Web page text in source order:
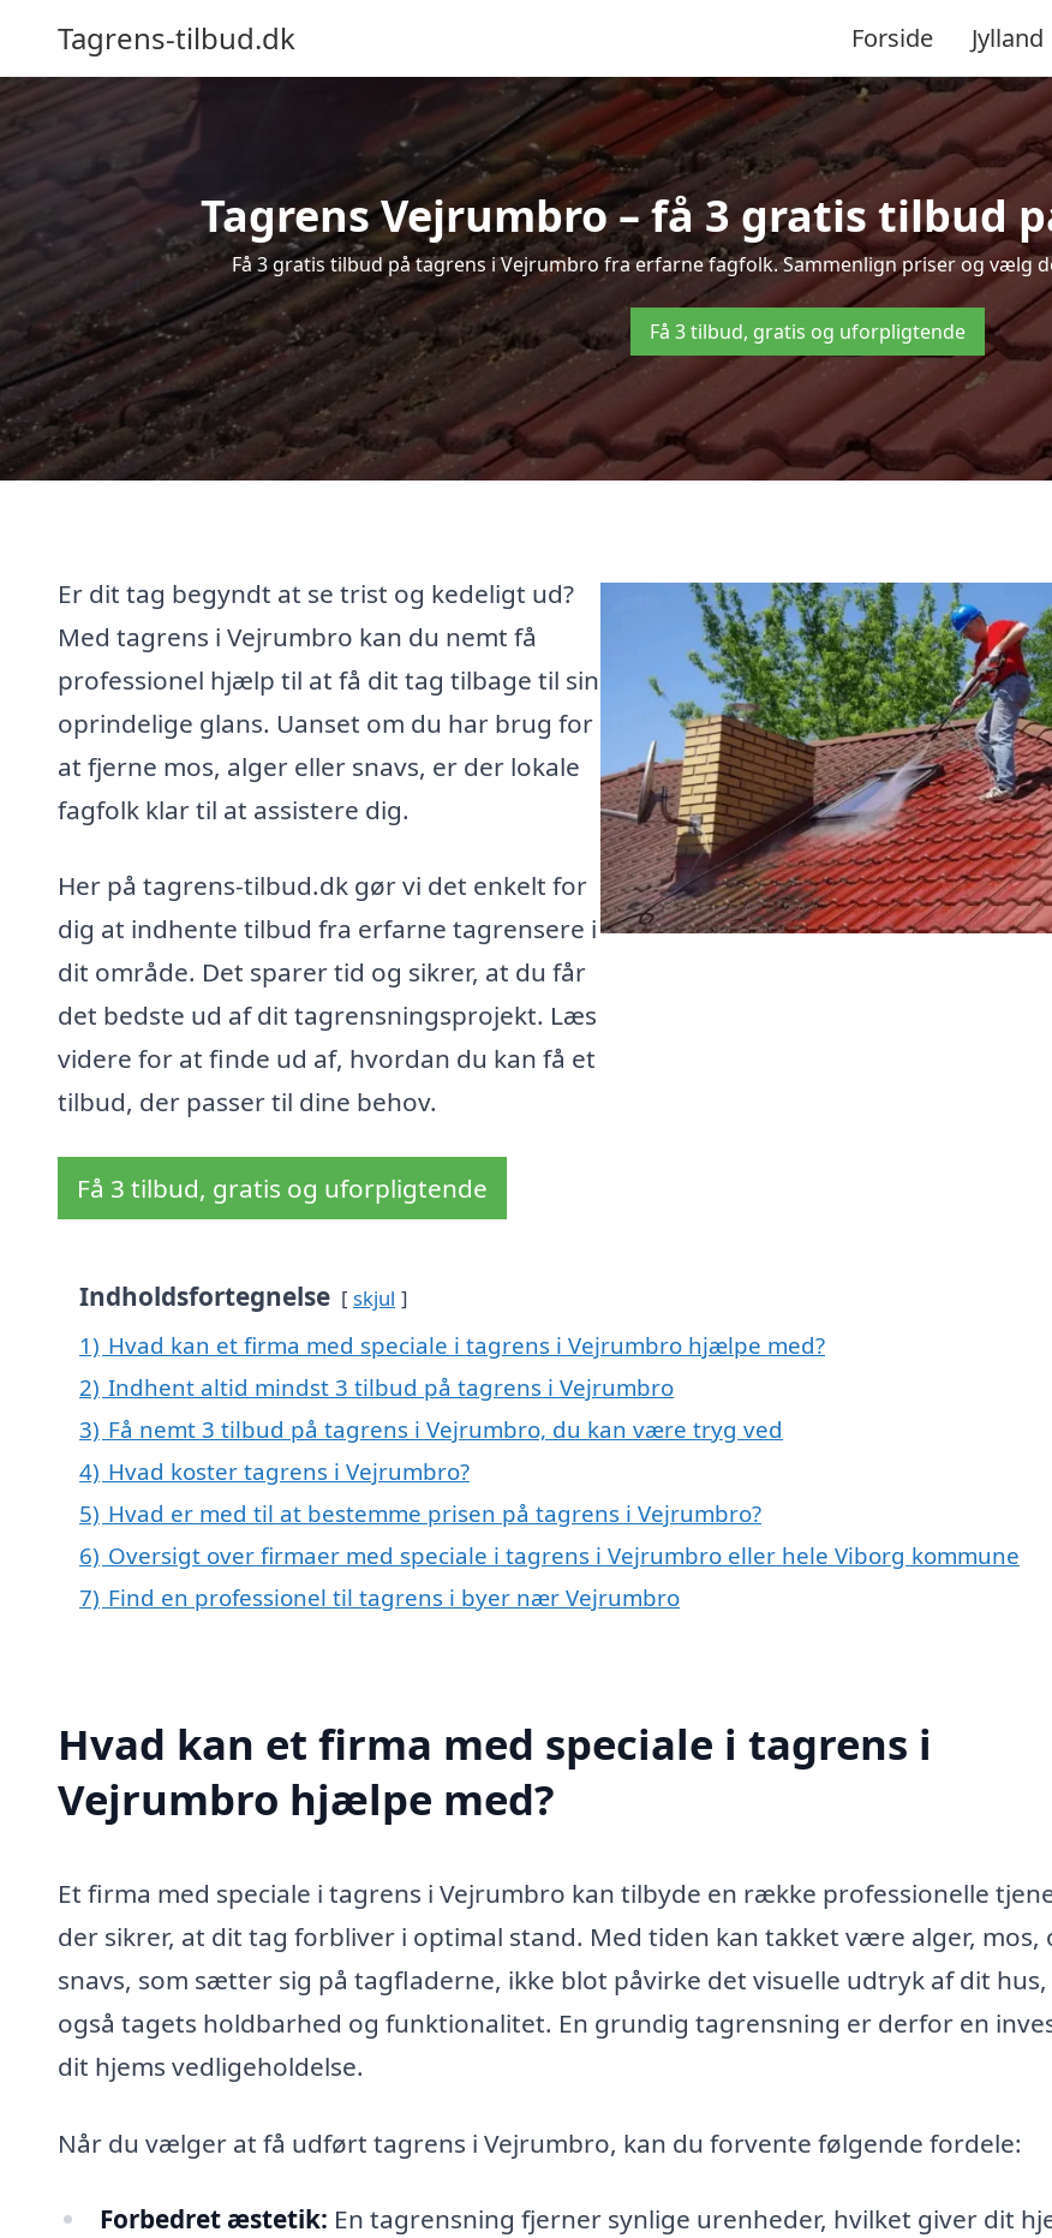
Tagrens-tilbud.dk Forside Jylland
Tagrens Vejrumbro – få 3 gratis tilbud
Få 3 gratis tilbud på tagrens i Vejrumbro fra erfarne fagfolk. Sammenlign priser og vælg
Få 3 tilbud, gratis og uforpligtende
Er dit tag begyndt at se trist og kedeligt ud?
Med tagrens i Vejrumbro kan du nemt få
professionel hjælp til at få dit tag tilbage til sin
oprindelige glans. Uanset om du har brug for
at fjerne mos, alger eller snavs, er der lokale
fagfolk klar til at assistere dig.
Her på tagrens-tilbud.dk gør vi det enkelt for
dig at indhente tilbud fra erfarne tagrensere i
dit område. Det sparer tid og sikrer, at du får
det bedste ud af dit tagrensningsprojekt. Læs
videre for at finde ud af, hvordan du kan få et
tilbud, der passer til dine behov.
Få 3 tilbud, gratis og uforpligtende
Indholdsfortegnelse skjul
1) Hvad kan et firma med speciale i tagrens i Vejrumbro hjælpe med?
2) Indhent altid mindst 3 tilbud på tagrens i Vejrumbro
3) Få nemt 3 tilbud på tagrens i Vejrumbro, du kan være tryg ved
4) Hvad koster tagrens i Vejrumbro?
5) Hvad er med til at bestemme prisen på tagrens i Vejrumbro?
6) Oversigt over firmaer med speciale i tagrens i Vejrumbro eller hele Viborg kommune
7) Find en professionel til tagrens i byer nær Vejrumbro
Hvad kan et firma med speciale i tagrens i
Vejrumbro hjælpe med?
Et firma med speciale i tagrens i Vejrumbro kan tilbyde en række professionelle
der sikrer, at dit tag forbliver i optimal stand. Med tiden kan takket være alger, mos,
snavs, som sætter sig på tagfladerne, ikke blot påvirke det visuelle udtryk af dit
også tagets holdbarhed og funktionalitet. En grundig tagrensning er derfor en
dit hjems vedligeholdelse.
Når du vælger at få udført tagrens i Vejrumbro, kan du forvente følgende fordele:
Forbedret æstetik: En tagrensning fjerner synlige urenheder, hvilket giver dit